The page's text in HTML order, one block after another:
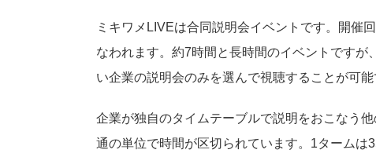
ミキワメLIVEは合同説明会イベントです。開催
なわれます。約7時間と長時間のイベントです
い企業の説明会のみを選んで視聴することが可能
企業が独自のタイムテーブルで説明をおこなう
通の単位で時間が区切られています。1タームは